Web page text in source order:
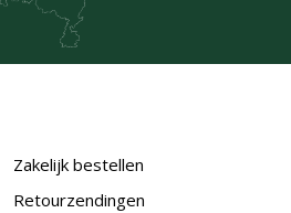
Zakelijk bestellen
Retourzendingen